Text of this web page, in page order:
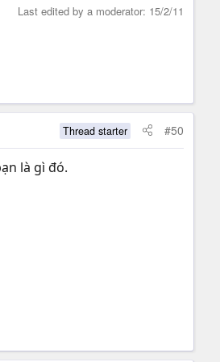
Last edited by a moderator: 15/2/11
Thread starter #50
là gì đó.